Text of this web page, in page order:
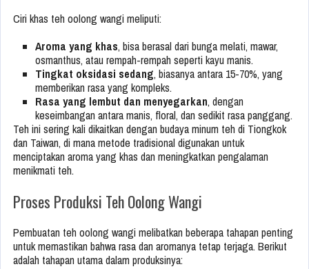
Ciri khas teh oolong wangi meliputi:
Aroma yang khas, bisa berasal dari bunga melati, mawar,
osmanthus, atau rempah-rempah seperti kayu manis.
Tingkat oksidasi sedang, biasanya antara 15-70%, yang
memberikan rasa yang kompleks.
Rasa yang lembut dan menyegarkan, dengan
keseimbangan antara manis, floral, dan sedikit rasa panggang.
Teh ini sering kali dikaitkan dengan budaya minum teh di Tiongkok
dan Taiwan, di mana metode tradisional digunakan untuk
menciptakan aroma yang khas dan meningkatkan pengalaman
menikmati teh.
Proses Produksi Teh Oolong Wangi
Pembuatan teh oolong wangi melibatkan beberapa tahapan penting
untuk memastikan bahwa rasa dan aromanya tetap terjaga. Berikut
adalah tahapan utama dalam produksinya: